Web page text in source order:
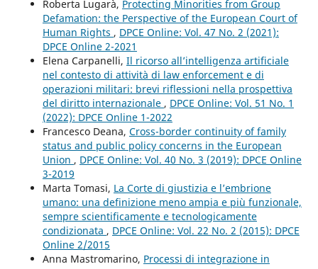
Roberta Lugarà, Protecting Minorities from Group
Defamation: the Perspective of the European Court of
Human Rights , DPCE Online: Vol. 47 No. 2 (2021):
DPCE Online 2-2021
Elena Carpanelli, Il ricorso all’intelligenza artificiale
nel contesto di attività di law enforcement e di
operazioni militari: brevi riflessioni nella prospettiva
del diritto internazionale , DPCE Online: Vol. 51 No. 1
(2022): DPCE Online 1-2022
Francesco Deana, Cross-border continuity of family
status and public policy concerns in the European
Union , DPCE Online: Vol. 40 No. 3 (2019): DPCE Online
3-2019
Marta Tomasi, La Corte di giustizia e l’embrione
umano: una definizione meno ampia e più funzionale,
sempre scientificamente e tecnologicamente
condizionata , DPCE Online: Vol. 22 No. 2 (2015): DPCE
Online 2/2015
Anna Mastromarino, Processi di integrazione in